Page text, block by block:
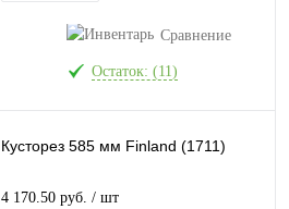
Сравнение
Остаток: (11)
Кусторез 585 мм Finland (1711)
4 170.50 руб. / шт